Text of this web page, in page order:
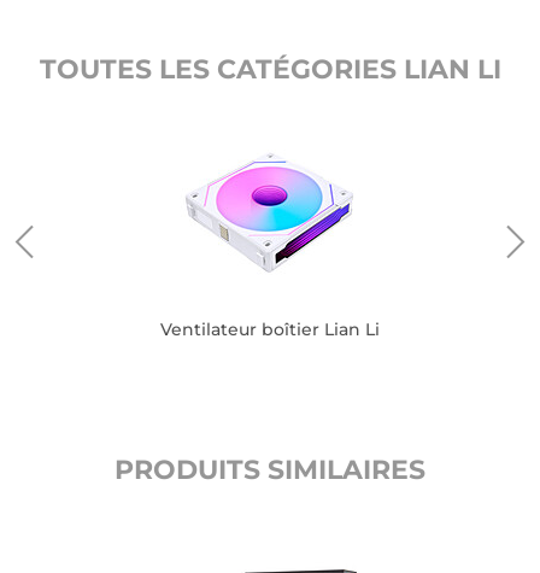
TOUTES LES CATÉGORIES LIAN LI
Ventilateur boîtier Lian Li
PRODUITS SIMILAIRES